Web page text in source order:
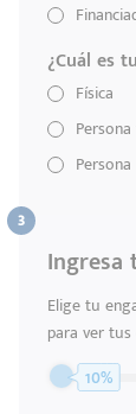
¿Cuál es
Física
Ingresa
Elige tu
para ver
10%